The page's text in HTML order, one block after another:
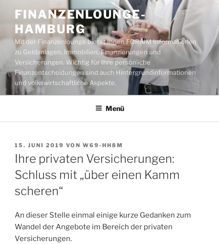
Inhalt
springen
FINANZENLOUNGE-
HAMBURG
Mit der Finanzenlounge bietet Ihnen FORAIM Informationen
zu Geldanlagen, Immobilien, Finanzierungen und
Versicherungen. Wichtig für Ihre persönliche
Finanzentscheidungen sind auch Hintergrundinformationen
und volkswirtschaftliche Aspekte.
Menü
VERÖFFENTLICHT
AM
15. JUNI 2019 VON W69-HH8M
Ihre privaten Versicherungen:
Schluss mit „über einen Kamm
scheren“
An dieser Stelle einmal einige kurze Gedanken zum
Wandel der Angebote im Bereich der privaten
Versicherungen.